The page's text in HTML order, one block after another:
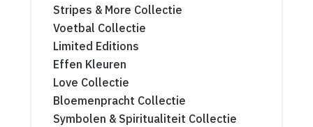
Stripes & More Collectie
Voetbal Collectie
Limited Editions
Effen Kleuren
Love Collectie
Bloemenpracht Collectie
Symbolen & Spiritualiteit Collectie